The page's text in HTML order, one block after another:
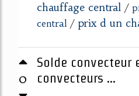
chauffage central /
central / prix d un
0
Solde convecteur
convecteurs ...